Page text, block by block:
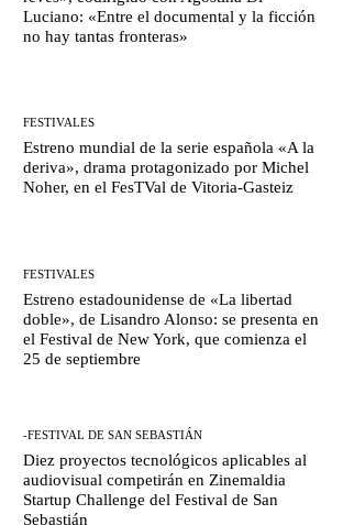
Luciano: «Entre el documental y la ficción
no hay tantas fronteras»
FESTIVALES
Estreno mundial de la serie española «A la
deriva», drama protagonizado por Michel
Noher, en el FesTVal de Vitoria-Gasteiz
FESTIVALES
Estreno estadounidense de «La libertad
doble», de Lisandro Alonso: se presenta en
el Festival de New York, que comienza el
25 de septiembre
-FESTIVAL DE SAN SEBASTIÁN
Diez proyectos tecnológicos aplicables al
audiovisual competirán en Zinemaldia
Startup Challenge del Festival de San
Sebastián